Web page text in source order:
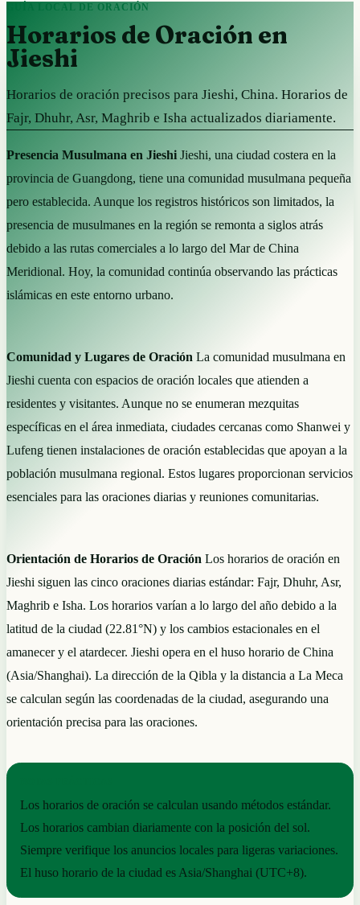
GUÍA LOCAL DE ORACIÓN
Horarios de Oración en
Jieshi
Horarios de oración precisos para Jieshi, China. Horarios de
Fajr, Dhuhr, Asr, Maghrib e Isha actualizados diariamente.
Presencia Musulmana en Jieshi Jieshi, una ciudad costera en la
provincia de Guangdong, tiene una comunidad musulmana pequeña
pero establecida. Aunque los registros históricos son limitados, la
presencia de musulmanes en la región se remonta a siglos atrás
debido a las rutas comerciales a lo largo del Mar de China
Meridional. Hoy, la comunidad continúa observando las prácticas
islámicas en este entorno urbano.
Comunidad y Lugares de Oración La comunidad musulmana en
Jieshi cuenta con espacios de oración locales que atienden a
residentes y visitantes. Aunque no se enumeran mezquitas
específicas en el área inmediata, ciudades cercanas como Shanwei y
Lufeng tienen instalaciones de oración establecidas que apoyan a la
población musulmana regional. Estos lugares proporcionan servicios
esenciales para las oraciones diarias y reuniones comunitarias.
Orientación de Horarios de Oración Los horarios de oración en
Jieshi siguen las cinco oraciones diarias estándar: Fajr, Dhuhr, Asr,
Maghrib e Isha. Los horarios varían a lo largo del año debido a la
latitud de la ciudad (22.81°N) y los cambios estacionales en el
amanecer y el atardecer. Jieshi opera en el huso horario de China
(Asia/Shanghai). La dirección de la Qibla y la distancia a La Meca
se calculan según las coordenadas de la ciudad, asegurando una
orientación precisa para las oraciones.
Los horarios de oración se calculan usando métodos estándar.
Los horarios cambian diariamente con la posición del sol.
Siempre verifique los anuncios locales para ligeras variaciones.
El huso horario de la ciudad es Asia/Shanghai (UTC+8).